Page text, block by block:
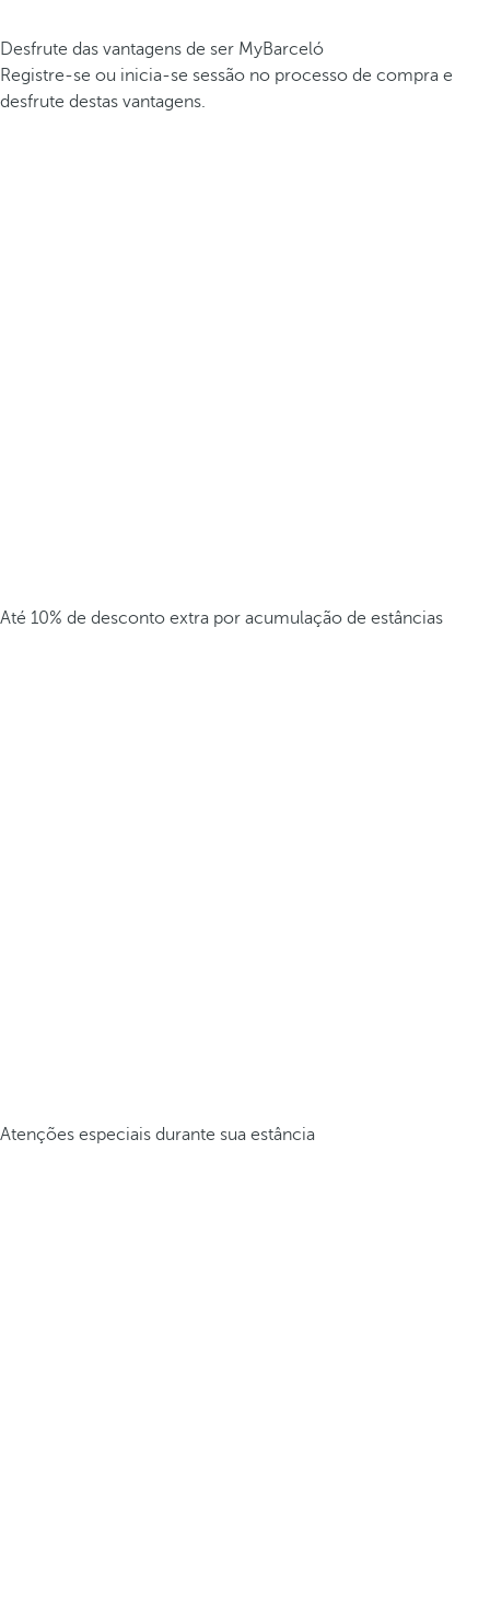
Desfrute das vantagens de ser MyBarceló
Registre-se ou inicia-se sessão no processo de compra e
desfrute destas vantagens.
Até 10% de desconto extra por acumulação de estâncias
Atenções especiais durante sua estância